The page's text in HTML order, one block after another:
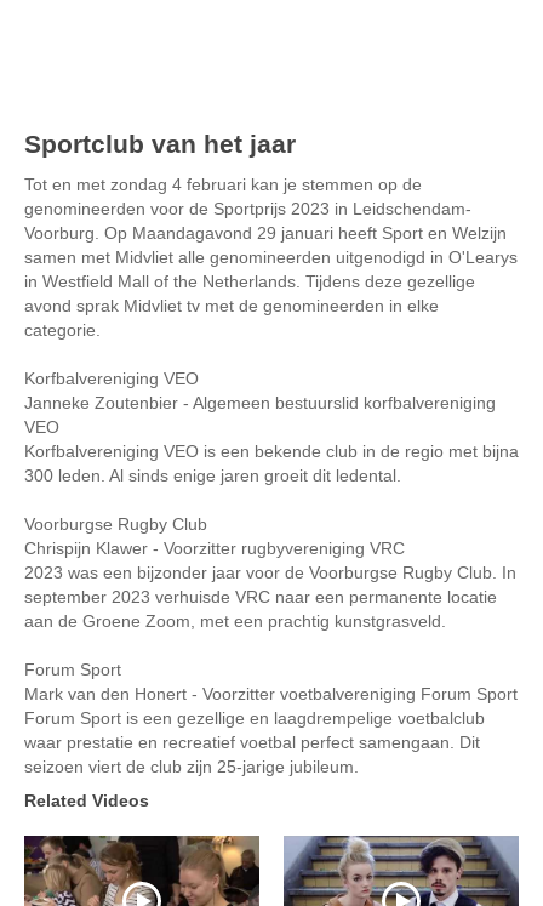
Sportclub van het jaar
Tot en met zondag 4 februari kan je stemmen op de
genomineerden voor de Sportprijs 2023 in Leidschendam-
Voorburg. Op Maandagavond 29 januari heeft Sport en Welzijn
samen met Midvliet alle genomineerden uitgenodigd in O'Learys
in Westfield Mall of the Netherlands. Tijdens deze gezellige
avond sprak Midvliet tv met de genomineerden in elke
categorie.
Korfbalvereniging VEO
Janneke Zoutenbier - Algemeen bestuurslid korfbalvereniging
VEO
Korfbalvereniging VEO is een bekende club in de regio met bijna
300 leden. Al sinds enige jaren groeit dit ledental.
Voorburgse Rugby Club
Chrispijn Klawer - Voorzitter rugbyvereniging VRC
2023 was een bijzonder jaar voor de Voorburgse Rugby Club. In
september 2023 verhuisde VRC naar een permanente locatie
aan de Groene Zoom, met een prachtig kunstgrasveld.
Forum Sport
Mark van den Honert - Voorzitter voetbalvereniging Forum Sport
Forum Sport is een gezellige en laagdrempelige voetbalclub
waar prestatie en recreatief voetbal perfect samengaan. Dit
seizoen viert de club zijn 25-jarige jubileum.
Related Videos